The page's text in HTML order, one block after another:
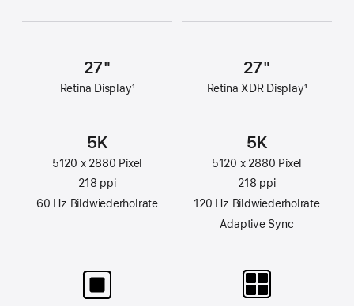
27"
Retina Dis­play1
5K
5120 x 2880 Pixel
218 ppi
60 Hz Bild­wieder­hol­rate
27"
Retina XDR Dis­play1
5K
5120 x 2880 Pixel
218 ppi
120 Hz Bild­wieder­hol­rate
Adaptive Sync